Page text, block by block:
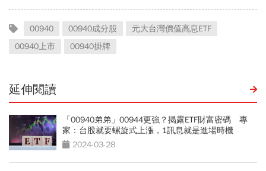
00940 00940成分股
元大台灣價值高息ETF
00940上市
00940掛牌
延伸閱讀
「00940弟弟」00944更強？揭露ETF財富密碼 專
家：台股就要螺旋式上漲，1訊息就是進場時機
2024-03-28